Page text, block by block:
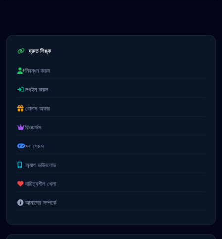
দ্রুত লিঙ্ক
নিবন্ধন করুন
লগইন করুন
বোনাস অফার
রিওয়ার্ডস
সব গেমস
অ্যাপ ডাউনলোড
দায়িত্বশীল খেলা
আমাদের সম্পর্কে